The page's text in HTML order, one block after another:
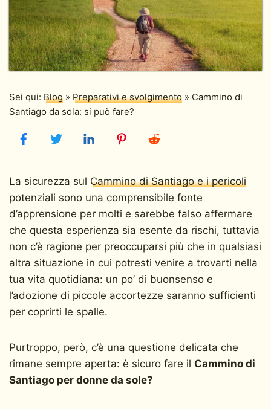
Sei qui: Blog» Preparativi e svolgimento» Cammino di
Santiago da sola: si può fare?
La sicurezza sul Cammino di Santiago e i pericoli
potenziali sono una comprensibile fonte
d’apprensione per molti e sarebbe falso affermare
che questa esperienza sia esente da rischi, tuttavia
non c’è ragione per preoccuparsi più che in qualsiasi
altra situazione in cui potresti venire a trovarti nella
tua vita quotidiana: un po’ di buonsenso e
l’adozione di piccole accortezze saranno sufficienti
per coprirti le spalle.
Purtroppo, però, c’è una questione delicata che
rimane sempre aperta: è sicuro fare il Cammino di
Santiago per donne da sole?